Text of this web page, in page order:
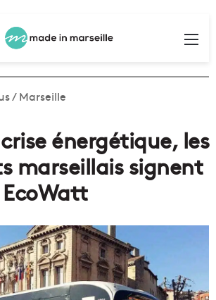
/Marseille
énergétique, les
marseillais signent